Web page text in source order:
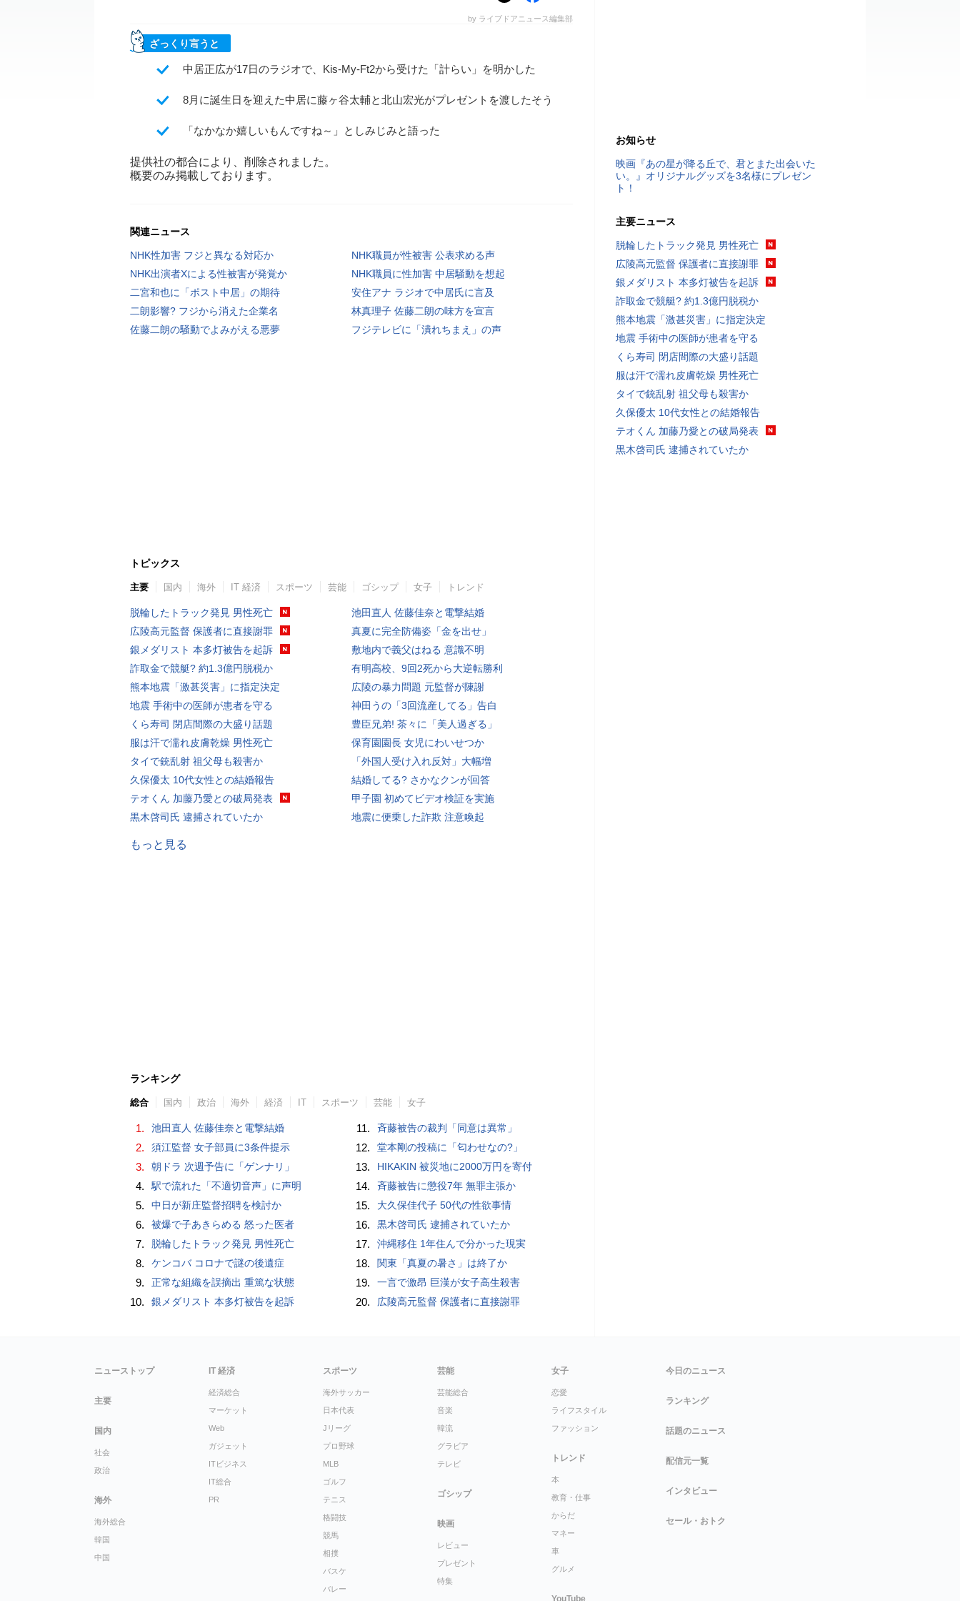
by ライブドアニュース編集部
ざっくり言うと
中居正広が17日のラジオで、Kis-My-Ft2から受けた「計らい」を明かした
8月に誕生日を迎えた中居に藤ヶ谷太輔と北山宏光がプレゼントを渡したそう
「なかなか嬉しいもんですね～」としみじみと語った
提供社の都合により、削除されました。
概要のみ掲載しております。
関連ニュース
NHK性加害 フジと異なる対応か
NHK職員が性被害 公表求める声
NHK出演者Xによる性被害が発覚か
NHK職員に性加害 中居騒動を想起
二宮和也に「ポスト中居」の期待
安住アナ ラジオで中居氏に言及
二朗影響? フジから消えた企業名
林真理子 佐藤二朗の味方を宣言
佐藤二朗の騒動でよみがえる悪夢
フジテレビに「潰れちまえ」の声
トピックス
主要 国内 海外 IT 経済 スポーツ 芸能 ゴシップ 女子 トレンド
脱輪したトラック発見 男性死亡
広陵高元監督 保護者に直接謝罪
銀メダリスト 本多灯被告を起訴
詐取金で競艇? 約1.3億円脱税か
熊本地震「激甚災害」に指定決定
地震 手術中の医師が患者を守る
くら寿司 閉店間際の大盛り話題
服は汗で濡れ皮膚乾燥 男性死亡
タイで銃乱射 祖父母も殺害か
久保優太 10代女性との結婚報告
テオくん 加藤乃愛との破局発表
黒木啓司氏 逮捕されていたか
池田直人 佐藤佳奈と電撃結婚
真夏に完全防備姿「金を出せ」
敷地内で義父はねる 意識不明
有明高校、9回2死から大逆転勝利
広陵の暴力問題 元監督が陳謝
神田うの「3回流産してる」告白
豊臣兄弟! 茶々に「美人過ぎる」
保育園園長 女児にわいせつか
「外国人受け入れ反対」大幅増
結婚してる? さかなクンが回答
甲子園 初めてビデオ検証を実施
地震に便乗した詐欺 注意喚起
もっと見る
ランキング
総合 国内 政治 海外 経済 IT スポーツ 芸能 女子
1. 池田直人 佐藤佳奈と電撃結婚
2. 須江監督 女子部員に3条件提示
3. 朝ドラ 次週予告に「ゲンナリ」
4. 駅で流れた「不適切音声」に声明
5. 中日が新庄監督招聘を検討か
6. 被爆で子あきらめる 怒った医者
7. 脱輪したトラック発見 男性死亡
8. ケンコバ コロナで謎の後遺症
9. 正常な組織を誤摘出 重篤な状態
10. 銀メダリスト 本多灯被告を起訴
11. 斉藤被告の裁判「同意は異常」
12. 堂本剛の投稿に「匂わせなの?」
13. HIKAKIN 被災地に2000万円を寄付
14. 斉藤被告に懲役7年 無罪主張か
15. 大久保佳代子 50代の性欲事情
16. 黒木啓司氏 逮捕されていたか
17. 沖縄移住 1年住んで分かった現実
18. 関東「真夏の暑さ」は終了か
19. 一言で激昂 巨漢が女子高生殺害
20. 広陵高元監督 保護者に直接謝罪
お知らせ
映画『あの星が降る丘で、君とまた出会いた
い。』オリジナルグッズを3名様にプレゼン
ト！
主要ニュース
脱輪したトラック発見 男性死亡
広陵高元監督 保護者に直接謝罪
銀メダリスト 本多灯被告を起訴
詐取金で競艇? 約1.3億円脱税か
熊本地震「激甚災害」に指定決定
地震 手術中の医師が患者を守る
くら寿司 閉店間際の大盛り話題
服は汗で濡れ皮膚乾燥 男性死亡
タイで銃乱射 祖父母も殺害か
久保優太 10代女性との結婚報告
テオくん 加藤乃愛との破局発表
黒木啓司氏 逮捕されていたか
ニューストップ
主要
国内
社会
政治
海外
海外総合
韓国
中国
IT 経済
経済総合
マーケット
Web
ガジェット
ITビジネス
IT総合
PR
スポーツ
海外サッカー
日本代表
Jリーグ
プロ野球
MLB
ゴルフ
テニス
格闘技
競馬
相撲
バスケ
バレー
芸能
芸能総合
音楽
韓流
グラビア
テレビ
ゴシップ
映画
レビュー
プレゼント
特集
女子
恋愛
ライフスタイル
ファッション
トレンド
本
教育・仕事
からだ
マネー
車
グルメ
YouTube
今日のニュース
ランキング
話題のニュース
配信元一覧
インタビュー
セール・おトク